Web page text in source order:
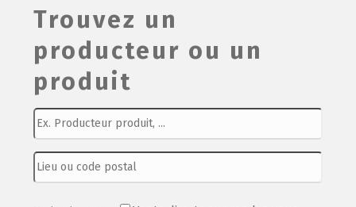
Trouvez un
producteur ou un
produit
Film de présentation
Fête Marché Paysan